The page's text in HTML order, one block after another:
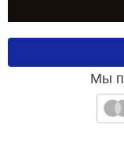
Мы